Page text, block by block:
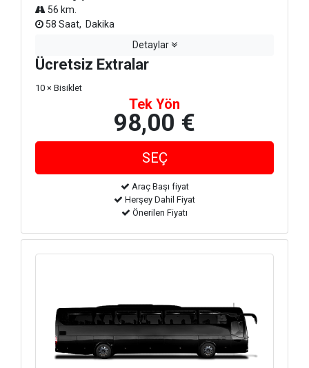
56 km.
58 Saat, Dakika
Detaylar
Ücretsiz Extralar
10 × Bisiklet
Tek Yön
98,00 €
Araç Başı fiyat
Herşey Dahil Fiyat
Önerilen Fiyatı